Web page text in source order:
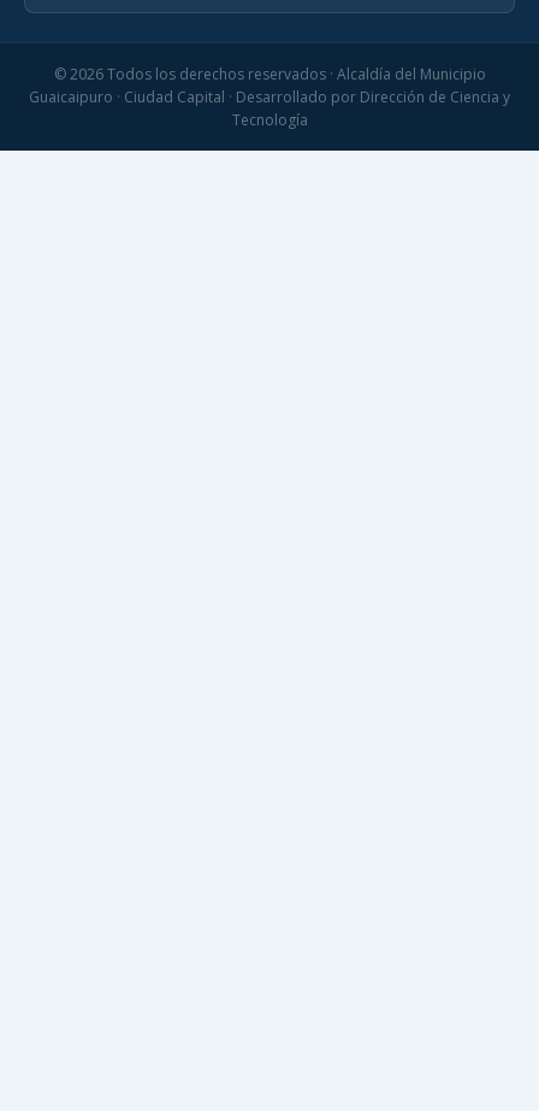
© 2026 Todos los derechos reservados · Alcaldía del Municipio
Guaicaipuro · Ciudad Capital · Desarrollado por Dirección de Ciencia y
Tecnología